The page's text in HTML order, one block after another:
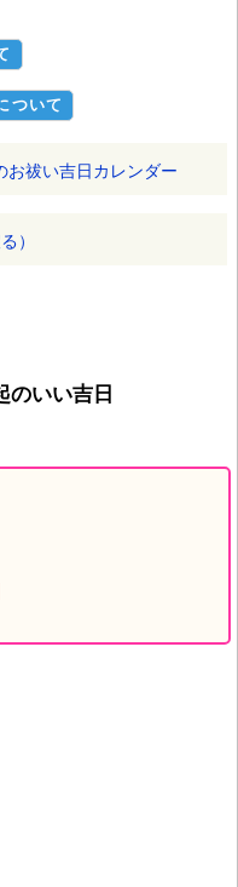
ついて
お祓い吉日カレンダー
）
のいい吉日